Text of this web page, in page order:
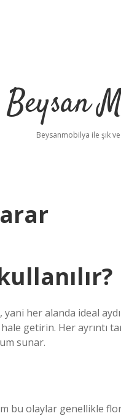
Beysan
Beysanmobilya ile şık
her alanda ideal
getirin. Her ayrıntı
sunar.
bu olaylar genellikle